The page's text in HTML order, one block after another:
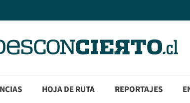
HOJA DE RUTA REPORTAJES